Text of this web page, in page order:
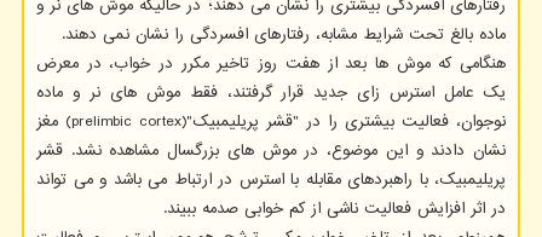
رفتارهای افسردگی بیشتری را نشان می دهند؛ در حالیکه موش های نر و
ماده بالغ تحت شرایط مشابه، رفتارهای افسردگی را نشان نمی دهند.
هنگامی که موش ها بعد از هفت روز تاخیر مکرر در خواب، در معرض
یک عامل استرس زای جدید قرار گرفتند، فقط موش های نر و ماده
نوجوان، فعالیت بیشتری را در "قشر پریلیمبیک"(prelimbic cortex) مغز
نشان دادند و این موضوع، در موش های بزرگسال مشاهده نشد. قشر
پریلیمبیک، با راهبردهای مقابله با استرس در ارتباط می باشد و می تواند
در اثر افزایش فعالیت ناشی از کم خوابی صدمه ببیند.